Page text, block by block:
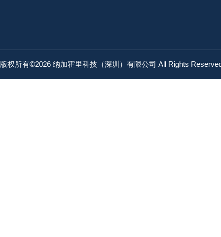
版权所有©2026 纳加霍里科技（深圳）有限公司 All Rights